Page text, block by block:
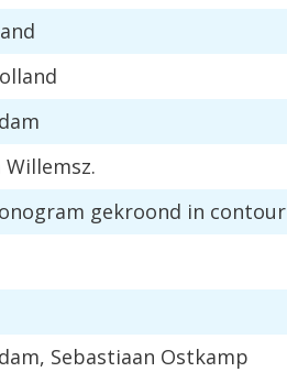
Willemsz.
gekroond in contour
, Sebastiaan Ostkamp